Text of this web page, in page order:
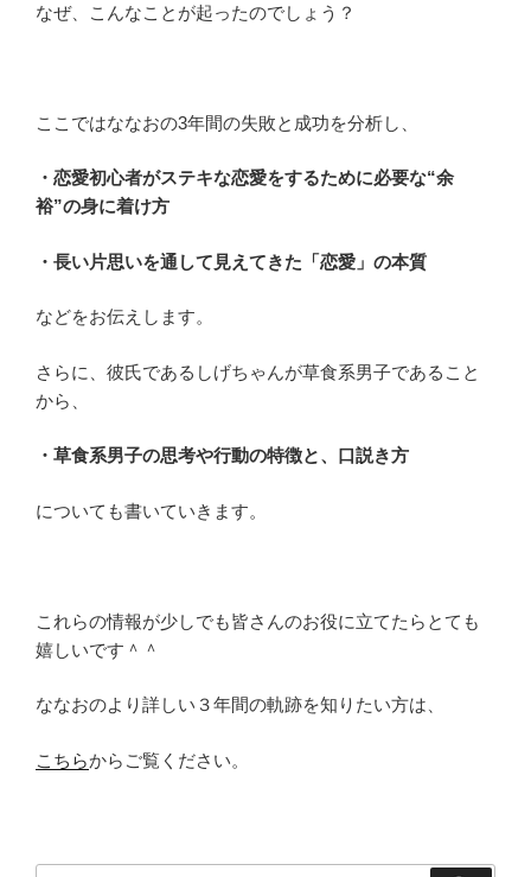
なぜ、こんなことが起ったのでしょう？
ここではななおの3年間の失敗と成功を分析し、
・恋愛初心者がステキな恋愛をするために必要な“余
裕”の身に着け方
・長い片思いを通して見えてきた「恋愛」の本質
などをお伝えします。
さらに、彼氏であるしげちゃんが草食系男子であること
から、
・草食系男子の思考や行動の特徴と、口説き方
についても書いていきます。
これらの情報が少しでも皆さんのお役に立てたらとても
嬉しいです＾＾
ななおのより詳しい３年間の軌跡を知りたい方は、
こちらからご覧ください。